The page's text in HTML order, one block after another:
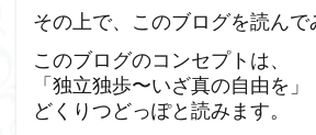
その上で、このブログを読んで
このブログのコンセプトは、
「独立独歩〜いざ真の自由を」
どくりつどっぽと読みます。